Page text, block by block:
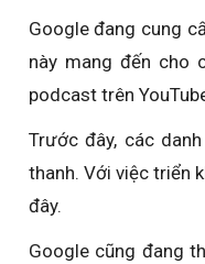
Google đang cung
này mang đến cho
podcast trên
Trước đây, các
thanh. Với việc triển
đây.
Google cũng đang